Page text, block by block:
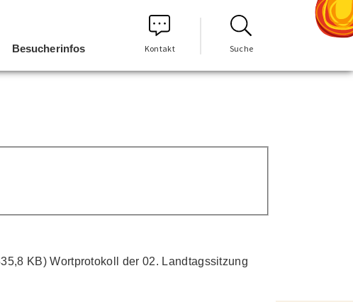
Besucherinfos Kontakt Suche
KB) Wortprotokoll der 02. Landtagssitzung